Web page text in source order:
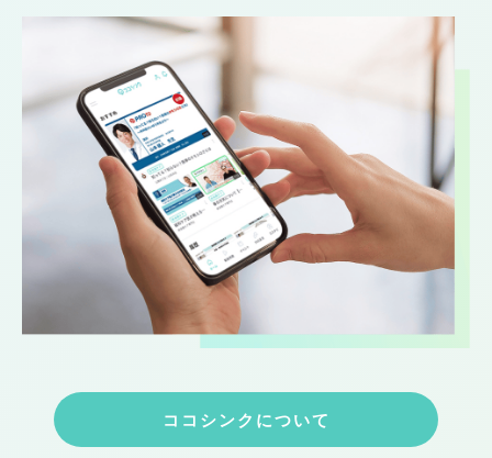
ココシンクについて